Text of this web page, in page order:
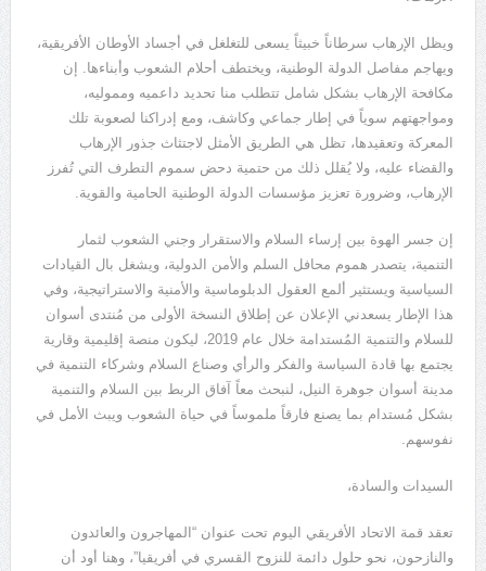
ويظل الإرهاب سرطاناً خبيثاً يسعى للتغلغل في أجساد الأوطان الأفريقية،
ويهاجم مفاصل الدولة الوطنية، ويختطف أحلام الشعوب وأبناءها. إن
مكافحة الإرهاب بشكل شامل تتطلب منا تحديد داعميه ومموليه،
ومواجهتهم سوياً في إطار جماعي وكاشف، ومع إدراكنا لصعوبة تلك
المعركة وتعقيدها، تظل هي الطريق الأمثل لاجتثاث جذور الإرهاب
والقضاء عليه، ولا يُقلل ذلك من حتمية دحض سموم التطرف التي تُفرز
الإرهاب، وضرورة تعزيز مؤسسات الدولة الوطنية الحامية والقوية.
إن جسر الهوة بين إرساء السلام والاستقرار وجني الشعوب لثمار
التنمية، يتصدر هموم محافل السلم والأمن الدولية، ويشغل بال القيادات
السياسية ويستثير ألمع العقول الدبلوماسية والأمنية والاستراتيجية، وفي
هذا الإطار يسعدني الإعلان عن إطلاق النسخة الأولى من مُنتدى أسوان
للسلام والتنمية المُستدامة خلال عام 2019، ليكون منصة إقليمية وقارية
يجتمع بها قادة السياسة والفكر والرأي وصناع السلام وشركاء التنمية في
مدينة أسوان جوهرة النيل، لنبحث معاً آفاق الربط بين السلام والتنمية
بشكل مُستدام بما يصنع فارقاً ملموساً في حياة الشعوب ويبث الأمل في
نفوسهم.
السيدات والسادة،
تعقد قمة الاتحاد الأفريقي اليوم تحت عنوان “المهاجرون والعائدون
والنازحون، نحو حلول دائمة للنزوح القسري في أفريقيا”، وهنا أود أن